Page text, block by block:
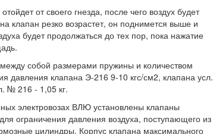
от своего гнезда, после чего воздух будет
клапан резко возрастет, он поднимется выше и
будет продолжаться до тех пор, пока нажатие
собой размерами пружины и количеством
давления клапана Э-216 9-10 кгс/см2, клапана усл.
№ 216 - 1,05 кг.
электровозах ВЛЮ установлены клапаны
ограничения давления воздуха, поступающего из
цилиндры. Корпус клапана максимального